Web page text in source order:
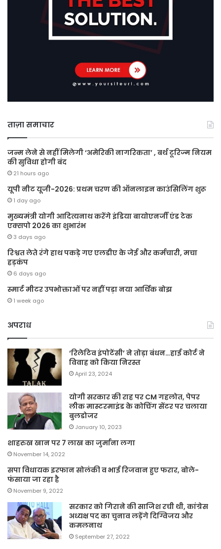
ताज़ा समाचार
जन्म लेने से नहीं मिलेगी ‘अमेरिकी नागरिकता’ , बर्थ टूरिज्म नियम
की सुविधा होगी बंद
21 hours ago
यूपी नीट यूजी-2026: प्रथम चरण की ऑनलाइन काउंसिलिंग शुरू
1 day ago
मुख्यमंत्री योगी आदित्यनाथ करेंगे इंडिया बायोएनर्जी एंड टेक
एक्सपो 2026 का शुभारंभ
3 days ago
रिश्वत लेते रंगे हाथ पकड़े गए एलडीए के जेई और कर्मचारी, मचा
हड़कंप
6 days ago
स्मार्ट मीटर उपभोक्ताओं पर नहीं पड़ा नया आर्थिक बोझ
1 week ago
अपराध
‘रिलेटिव इंपोटेंसी’ ने तोड़ा बंधन…हाई कोर्ट ने
विवाह को किया निरस्त
April 23, 2024
योगी सरकार की राह पर CM गहलोत, पेपर
लीक मास्टरमाइंड के कोचिंग सेंटर पर चलाया
बुलडोजर
January 10, 2023
शाहरुख खान पर 7 लाख का जुर्माना लगा
November 14, 2022
सपा विधायक इरफान सोलंकी व भाई रिजवान हुए फरार, बोले-
फंसाया जा रहा है
November 9, 2022
सरकार को गिराने की साजिश रची थी, कांग्रेस
अध्यक्ष पद का चुनाव लड़ेंगे दिग्विजय और
कमलनाथ
September 27, 2022